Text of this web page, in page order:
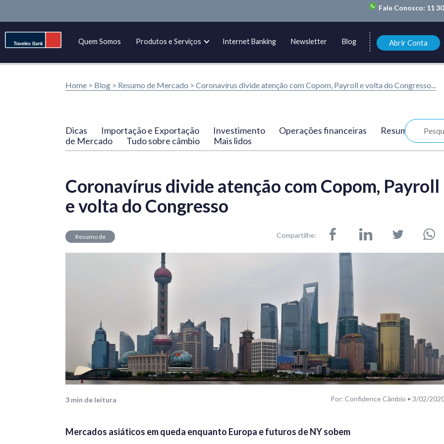
Fale Conosco: 11
Quem Somos Produtos e Serviços Internet Banking Newsletter Blog Abrir Conta
Home > Blog > Resumo de Mercado > Coronavírus divide atenção com Copom, Payroll e volta do Congresso...
Dicas Importação e Exportação Investimento Operações financeiras
Resumo
de Mercado
Tudo sobre câmbio Mais lidos
Coronavírus divide atenção com Copom, Payroll
e volta do Congresso
Resumo de
Compartilhe:
3 min de leitura Por: Confidence Câmbio • 3/02/
Mercados asiáticos em queda enquanto Europa e futuros de NY sobem